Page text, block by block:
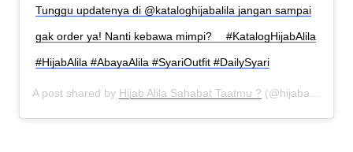
Tunggu updatenya di @kataloghijabalila jangan sampai
gak order ya! Nanti kebawa mimpi? ⠀ #KatalogHijabAlila
#HijabAlila #AbayaAlila #SyariOutfit #DailySyari
A post shared by Hijab Alila Sahabat Taatmu ? (@hijabalila) on